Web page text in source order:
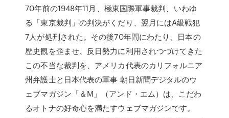
70年前の1948年11月、極東国際軍事裁判、いわゆ
る「東京裁判」の判決がくだり、翌月にはA級戦犯
7人が処刑された。その後70年間にわたり、日本の
歴史観を歪ませ、反日勢力に利用されつづけてきた
この不当な裁判を、アメリカ代表のカリフォルニア
州弁護士と日本代表の軍事 朝日新聞デジタルのウ
ェブマガジン「＆M」（アンド・エム）は、こだわ
るオトナの好奇心を満たすウェブマガジンです。